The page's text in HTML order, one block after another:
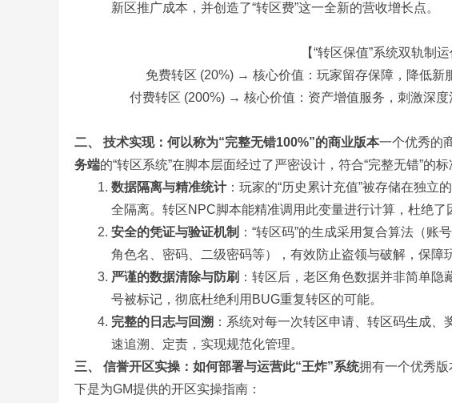
新区推广成本，并创造了“转区费”这一全新的营收增长点。
【“转区保值”系统双轨制
免费转区 (20%) → 核心价值：玩家留存保障，降低
付费转区 (200%) → 核心价值：资产增值服务，刺激深
二、 技术实现：何以称为“完整无错100%”的商业版本一个优秀的
务端的“转区系统”在脚本层面经过了严密设计，符合“完整无错”的标
数据隔离与精准统计：玩家的“历史累计充值”被存储在独立
全隔离。转区NPC脚本能精准调用此变量进行计算，杜绝了
安全的凭证与验证机制 ：“转区码”的生成采用复合算法（
角色名、密码、二级密码等），有效防止盗领与破解，保障
严谨的数据清除与防刷 ：转区后，老区角色数据并非简单
号被标记，彻底杜绝利用BUG重复转区的可能。
完整的日志与回溯 ：系统对每一次转区申请、转区码生成
速追溯、定责，实现规范化管理。
三、 信誉开区实操：如何部署与运营此“王炸”系统拥有一个优秀
下是为GM提供的开区实操指南：